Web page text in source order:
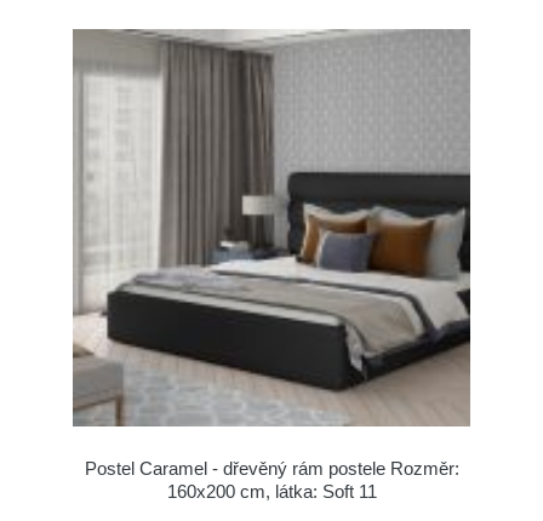
Postel Caramel - dřevěný rám postele Rozměr:
160x200 cm, látka: Soft 11